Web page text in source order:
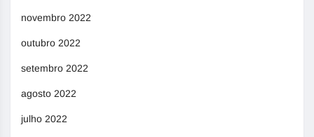
novembro 2022
outubro 2022
setembro 2022
agosto 2022
julho 2022